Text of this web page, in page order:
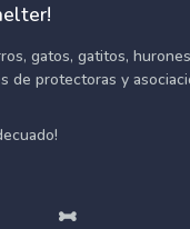
gatos, gatitos,
de protectoras y